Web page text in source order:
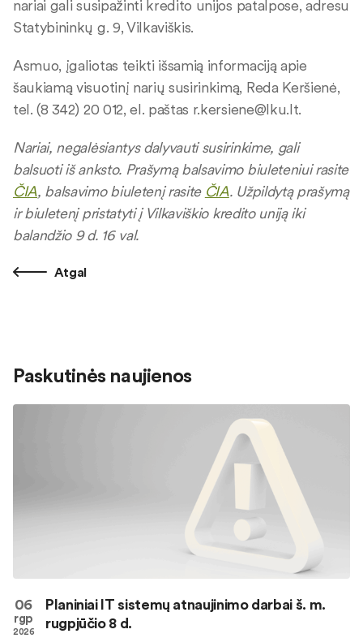
nariai gali susipažinti kredito unijos patalpose, adresu
Statybininkų g. 9, Vilkaviškis.
Asmuo, įgaliotas teikti išsamią informaciją apie
šaukiamą visuotinį narių susirinkimą, Reda Keršienė,
tel. (8 342) 20 012, el. paštas r.kersiene@lku.lt.
Nariai, negalėsiantys dalyvauti susirinkime, gali
balsuoti iš anksto. Prašymą balsavimo biuleteniui rasite
ČIA, balsavimo biuletenį rasite ČIA. Užpildytą prašymą
ir biuletenį pristatyti į Vilkaviškio kredito uniją iki
balandžio 9 d. 16 val.
Atgal
Paskutinės naujienos
06
rgp
2026
Planiniai IT sistemų atnaujinimo darbai š. m.
rugpjūčio 8 d.